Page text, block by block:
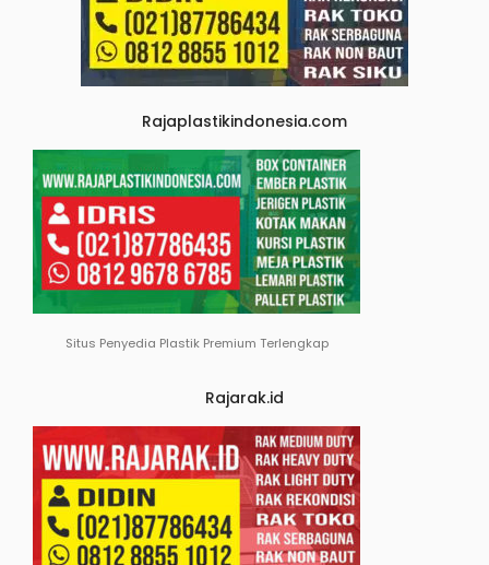
Rajaplastikindonesia.com
Situs Penyedia Plastik Premium Terlengkap
Rajarak.id